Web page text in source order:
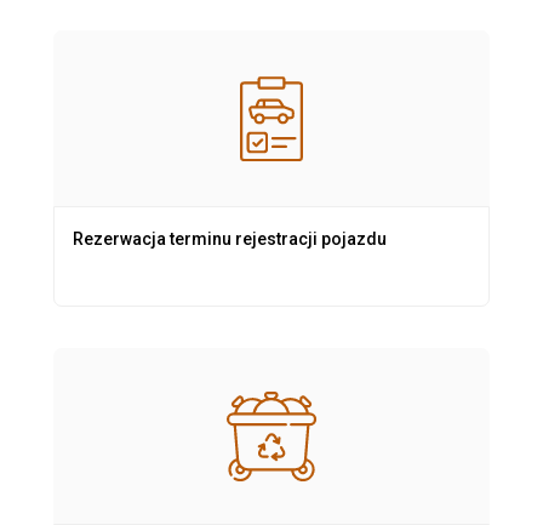
Rezerwacja terminu rejestracji pojazdu